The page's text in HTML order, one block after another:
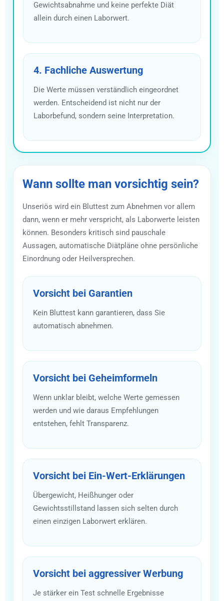
Gewichtsabnahme und keine perfekte Diät
allein durch einen Laborwert.
4. Fachliche Auswertung
Die Werte müssen verständlich eingeordnet
werden. Entscheidend ist nicht nur der
Laborbefund, sondern seine Interpretation.
Wann sollte man vorsichtig sein?
Unseriös wird ein Bluttest zum Abnehmen vor allem
dann, wenn er mehr verspricht, als Laborwerte leisten
können. Besonders kritisch sind pauschale
Aussagen, automatische Diätpläne ohne persönliche
Einordnung oder Heilversprechen.
Vorsicht bei Garantien
Kein Bluttest kann garantieren, dass Sie
automatisch abnehmen.
Vorsicht bei Geheimformeln
Wenn unklar bleibt, welche Werte gemessen
werden und wie daraus Empfehlungen
entstehen, fehlt Transparenz.
Vorsicht bei Ein-Wert-Erklärungen
Übergewicht, Heißhunger oder
Gewichtsstillstand lassen sich selten durch
einen einzigen Laborwert erklären.
Vorsicht bei aggressiver Werbung
Je stärker ein Test schnelle Ergebnisse